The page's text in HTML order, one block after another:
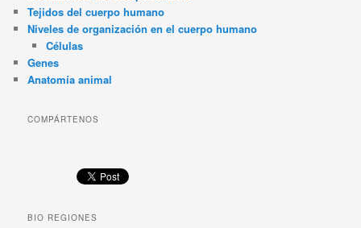
Tejidos del cuerpo humano
Niveles de organización en el cuerpo humano
Células
Genes
Anatomía animal
COMPÁRTENOS
BIO REGIONES